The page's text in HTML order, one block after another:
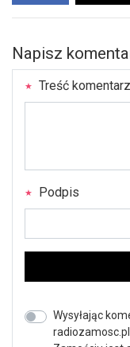
Napisz
Treść
Podpis
Wysyłając